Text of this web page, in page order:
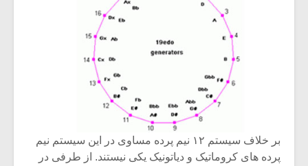
بر خلاف سیستم ۱۲ نیم پرده مساوی در این سیستم نیم
پرده های کروماتیک و دیاتونیک یکی نیستند. از طرفی در